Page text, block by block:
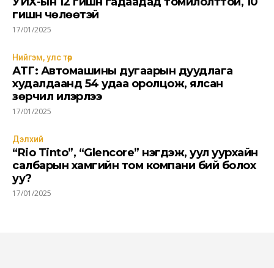
гишүүн чөлөөтэй
17/01/2025
Нийгэм, улс төр
АТГ: Автомашины дугаарын дуудлага
худалдаанд 54 удаа оролцож, ялсан
зөрчил илэрлээ
17/01/2025
Дэлхий
“Rio Tinto”, “Glencore” нэгдэж, уул уурхайн
салбарын хамгийн том компани бий болох
уу?
17/01/2025